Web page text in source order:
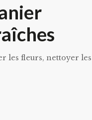
les fleurs, nettoyer les